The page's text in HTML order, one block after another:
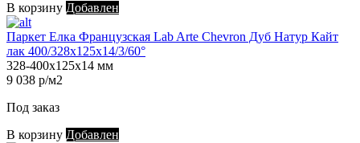
В корзину Добавлен
Паркет Елка Французская Lab Arte Chevron Дуб Натур Кайт
лак 400/328х125х14/3/60°
328-400х125х14 мм
9 038 р/м2
Под заказ
В корзину Добавлен